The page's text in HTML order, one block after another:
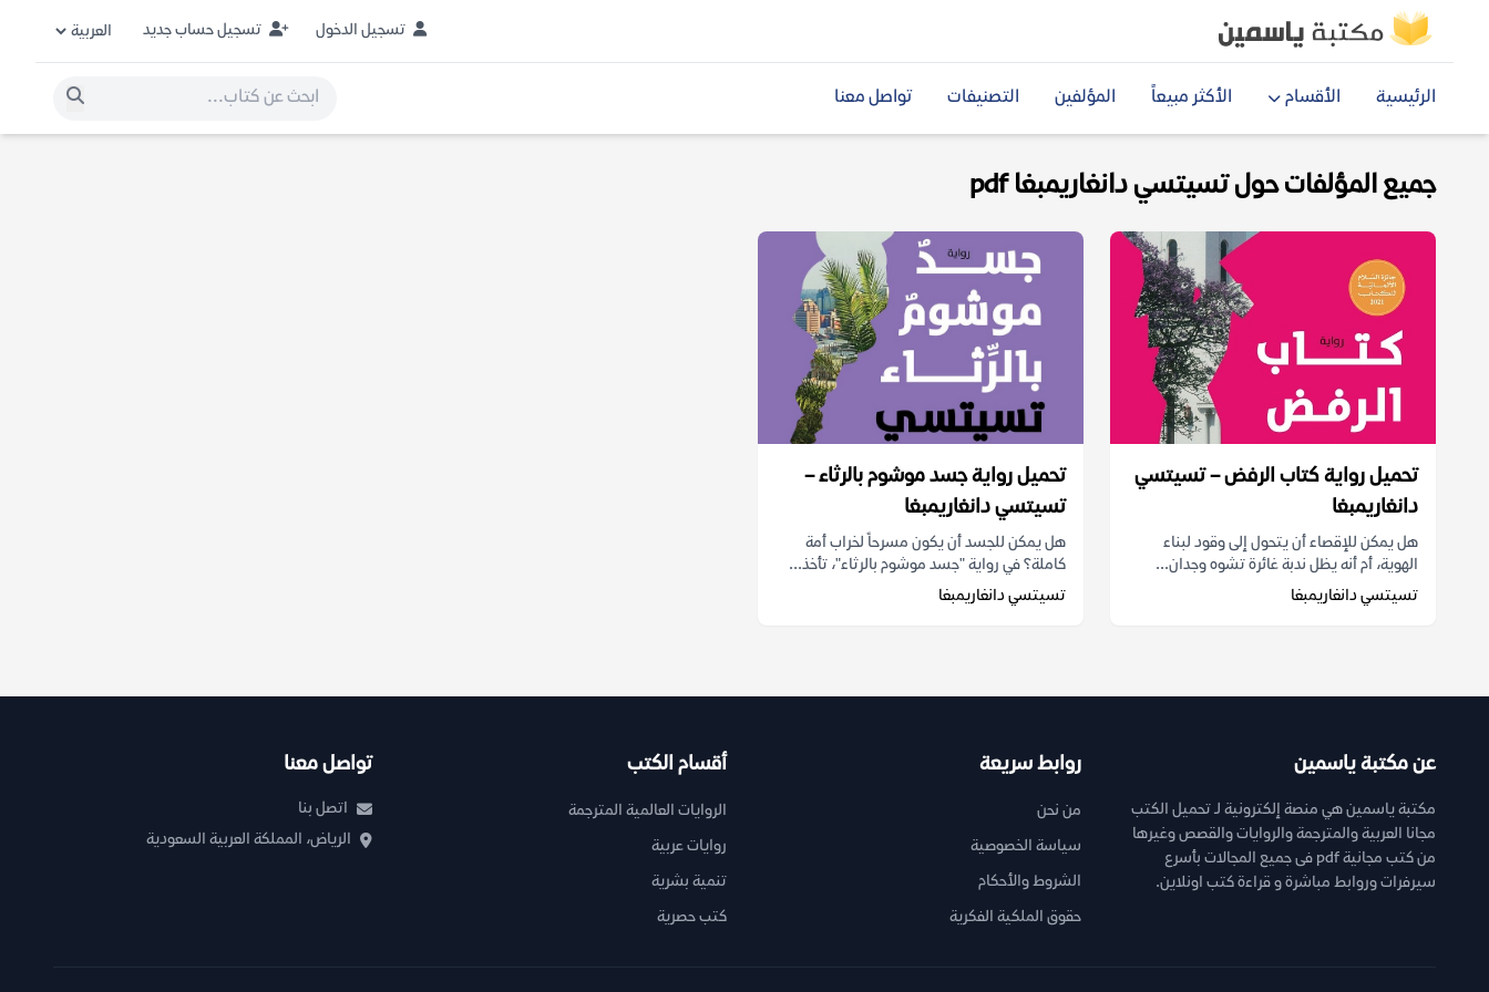
تسجيل الدخول تسجيل حساب جديد
الرئيسية الأقسام الأكثر مبيعاً المؤلفين التصنيفات تواصل معنا
جميع المؤلفات حول تسيتسي دانغاريمبغا pdf
تحميل رواية كتاب الرفض – تسيتسي
دانغاريمبغا
هل يمكن للإقصاء أن يتحول إلى وقود لبناء
الهوية، أم أنه يظل ندبة غائرة تشوه وجدان...
تسيتسي دانغاريمبغا
تحميل رواية جسد موشوم بالرثاء –
تسيتسي دانغاريمبغا
هل يمكن للجسد أن يكون مسرحاً لخراب أمة
كاملة؟ في رواية "جسد موشوم بالرثاء"، تأخذ...
تسيتسي دانغاريمبغا
عن مكتبة ياسمين
مكتبة ياسمين هي منصة إلكترونية لـ تحميل الكتب
مجانا العربية والمترجمة والروايات والقصص وغيرها
من كتب مجانية pdf فى جميع المجالات بأسرع
سيرفرات وروابط مباشرة و قراءة كتب اونلاين.
روابط سريعة
من نحن
سياسة الخصوصية
الشروط والأحكام
حقوق الملكية الفكرية
أقسام الكتب
الروايات العالمية المترجمة
روايات عربية
تنمية بشرية
كتب حصرية
تواصل معنا
اتصل بنا
الرياض، المملكة العربية السعودية